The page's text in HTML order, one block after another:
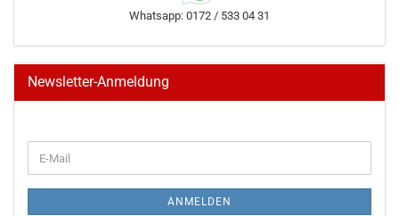
Whatsapp: 0172 / 533 04 31
Newsletter-Anmeldung
ZUR
E-
Mail
ANMELDEN